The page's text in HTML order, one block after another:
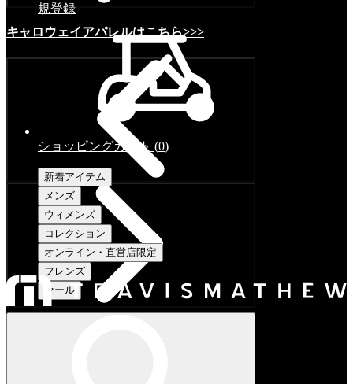
キャロウェイアパレルはこちら>>>
規登録
ショッピングカート (0)
新着アイテム
メンズ
ウィメンズ
コレクション
オンライン・直営店限定
フレンズ
セール